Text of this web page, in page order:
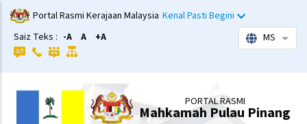
Langkau
ke
kandungan
utama
Portal Rasmi Kerajaan Malaysia Kenal Pasti Begini
Saiz Teks : -A A +A MS
PORTAL RASMI
Mahkamah Pulau Pinang